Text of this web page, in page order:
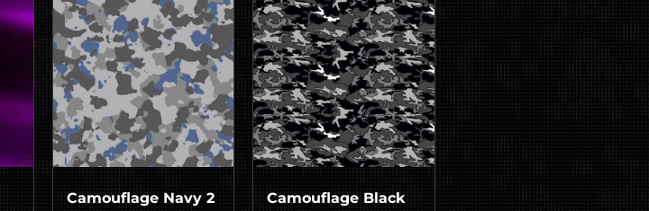
Camouflage Navy 2 Camouflage Black